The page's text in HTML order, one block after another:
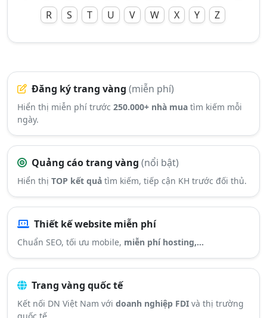
R
S T U V W X Y Z
Đăng ký trang vàng (miễn phí)
Hiển thị miễn phí trước 250.000+ nhà mua tìm kiếm mỗi
ngày.
Quảng cáo trang vàng (nổi bật)
Hiển thị TOP kết quả tìm kiếm, tiếp cận KH trước đối thủ.
Thiết kế website miễn phí
Chuẩn SEO, tối ưu mobile, miễn phí hosting,...
Trang vàng quốc tế
Kết nối DN Việt Nam với doanh nghiệp FDI và thị trường